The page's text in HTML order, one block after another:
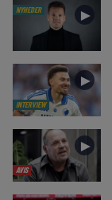
NYHEDER ►
INTERVIEW
►
AVIS
►